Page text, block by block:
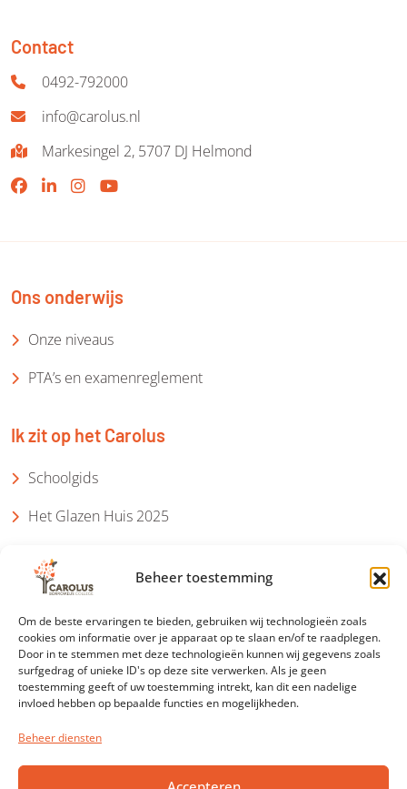
Beheer toestemming
Om de beste ervaringen te bieden, gebruiken wij technologieën zoals
cookies om informatie over je apparaat op te slaan en/of te raadplegen.
Door in te stemmen met deze technologieën kunnen wij gegevens zoals
surfgedrag of unieke ID's op deze site verwerken. Als je geen
toestemming geeft of uw toestemming intrekt, kan dit een nadelige
invloed hebben op bepaalde functies en mogelijkheden.
Beheer diensten
Contact
0492-792000
info@carolus.nl
Markesingel 2, 5707 DJ Helmond
Ons onderwijs
Onze niveaus
PTA’s en examenreglement
Ik zit op het Carolus
Schoolgids
Het Glazen Huis 2025
Ik ga naar het Carolus
Aanmelden brugklas
Groep 7/8
Aanmelden informatieavond
Meeloopmiddagen